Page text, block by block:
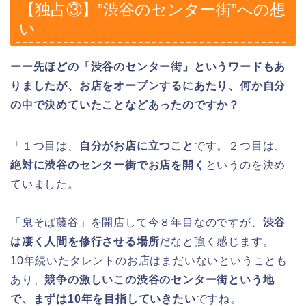
【独占③】”渋谷のセンター街”への想
い
ーー先ほどの「渋谷のセンター街」というワードもあ
りましたが、お店をオープンするにあたり、何か自分
の中で決めていたことなどあったのですか？
「１つ目は、 自分がお店に立つこと です。２つ目は、
絶対に渋谷のセンター街でお店を開く というのを決め
ていました。
「鬼そば藤谷」を開店して今８年目なのですが、 渋谷
は凄く人間を修行させる場所だなと強く感じます。
10年続いたタレントのお店はまだいないということも
あり、競争の激しいこの渋谷のセンター街という地
で、まずは10年を目指していきたいですね。